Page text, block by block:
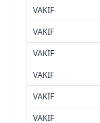
VAKIF
VAKIF
VAKIF
VAKIF
VAKIF
VAKIF